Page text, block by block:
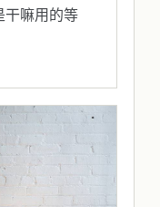
嘛用的等